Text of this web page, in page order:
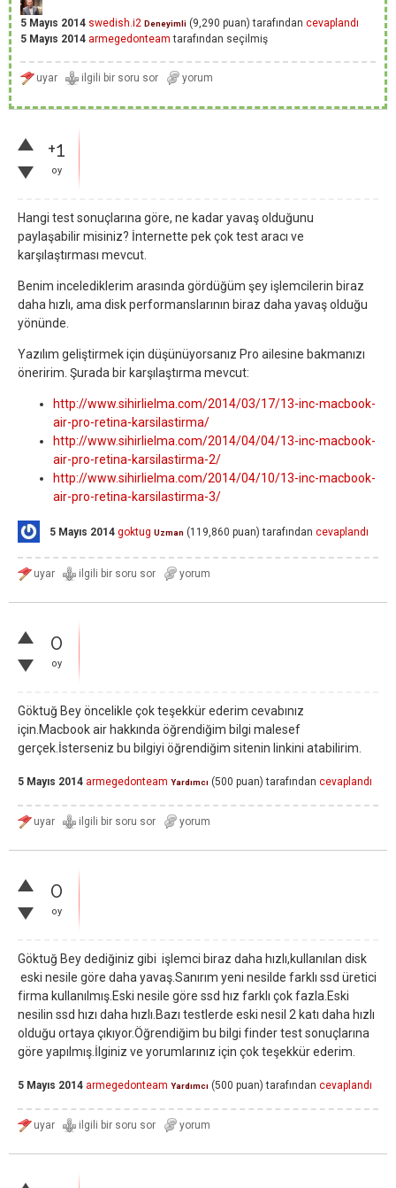
5 Mayıs 2014 swedish.i2 Deneyimli (9,290 puan) tarafından cevaplandı
5 Mayıs 2014 armegedonteam tarafından seçilmiş
+1
oy
Hangi test sonuçlarına göre, ne kadar yavaş olduğunu
paylaşabilir misiniz? İnternette pek çok test aracı ve
karşılaştırması mevcut.
Benim incelediklerim arasında gördüğüm şey işlemcilerin biraz
daha hızlı, ama disk performanslarının biraz daha yavaş olduğu
yönünde.
Yazılım geliştirmek için düşünüyorsanız Pro ailesine bakmanızı
öneririm. Şurada bir karşılaştırma mevcut:
http://www.sihirlielma.com/2014/03/17/13-inc-macbook-
air-pro-retina-karsilastirma/
http://www.sihirlielma.com/2014/04/04/13-inc-macbook-
air-pro-retina-karsilastirma-2/
http://www.sihirlielma.com/2014/04/10/13-inc-macbook-
air-pro-retina-karsilastirma-3/
5 Mayıs 2014 goktug Uzman (119,860 puan) tarafından cevaplandı
0
oy
Göktuğ Bey öncelikle çok teşekkür ederim cevabınız
için.Macbook air hakkında öğrendiğim bilgi malesef
gerçek.İsterseniz bu bilgiyi öğrendiğim sitenin linkini atabilirim.
5 Mayıs 2014 armegedonteam Yardımcı (500 puan) tarafından cevaplandı
0
oy
Göktuğ Bey dediğiniz gibi işlemci biraz daha hızlı,kullanılan disk
eski nesile göre daha yavaş.Sanırım yeni nesilde farklı ssd üretici
firma kullanılmış.Eski nesile göre ssd hız farklı çok fazla.Eski
nesilin ssd hızı daha hızlı.Bazı testlerde eski nesil 2 katı daha hızlı
olduğu ortaya çıkıyor.Öğrendiğim bu bilgi finder test sonuçlarına
göre yapılmış.İlginiz ve yorumlarınız için çok teşekkür ederim.
5 Mayıs 2014 armegedonteam Yardımcı (500 puan) tarafından cevaplandı